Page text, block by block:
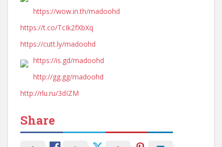
https://wow.in.th/madoohd
https://t.co/TcIk2fXbXq
https://cutt.ly/madoohd
https://is.gd/madoohd
http://gg.gg/madoohd
http://rlu.ru/3dIZM
Share